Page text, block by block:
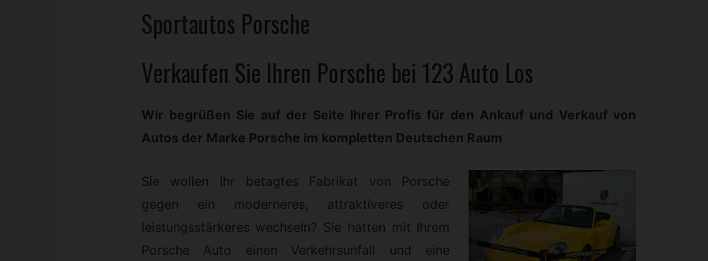
Sportautos Porsche
Verkaufen Sie Ihren Porsche bei 123 Auto Los
Wir begrüßen Sie auf der Seite Ihrer Profis für den Ankauf und Verkauf von
Autos der Marke Porsche im kompletten Deutschen Raum
Sie wollen Ihr betagtes Fabrikat von Porsche
gegen ein moderneres, attraktiveres oder
leistungsstärkeres wechseln? Sie hatten mit Ihrem
Porsche Auto einen Verkehrsunfall und eine